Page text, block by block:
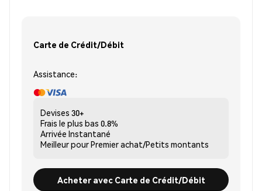
Carte de Crédit/Débit
Assistance:
Devises 30+
Frais le plus bas 0.8%
Arrivée Instantané
Meilleur pourPremier achat/Petits montants
Acheter avec Carte de Crédit/Débit